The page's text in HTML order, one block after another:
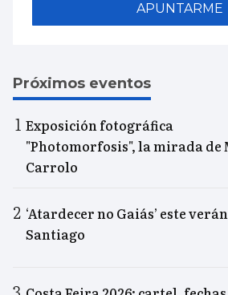
APUNTARME
Próximos eventos
Exposición fotográfica
"Photomorfosis", la mirada de
Carrolo
‘Atardecer no Gaiás’ este
Santiago